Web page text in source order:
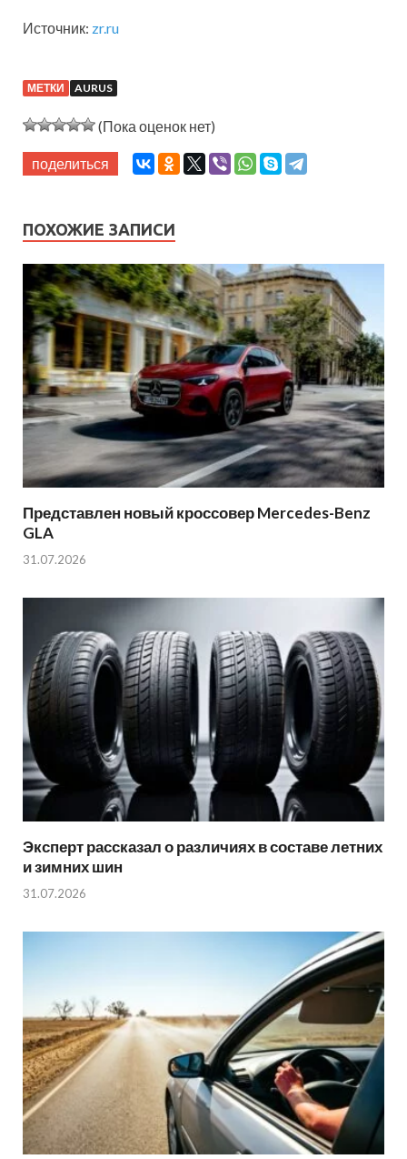
Источник: zr.ru
МЕТКИ AURUS
(Пока оценок нет)
поделиться
ПОХОЖИЕ ЗАПИСИ
Представлен новый кроссовер Mercedes-Benz
GLA
31.07.2026
Эксперт рассказал о различиях в составе летних
и зимних шин
31.07.2026